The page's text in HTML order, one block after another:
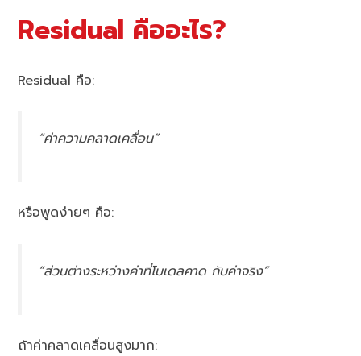
Residual คืออะไร?
Residual คือ:
“ค่าความคลาดเคลื่อน”
หรือพูดง่ายๆ คือ:
“ส่วนต่างระหว่างค่าที่โมเดลคาด กับค่าจริง”
ถ้าค่าคลาดเคลื่อนสูงมาก: